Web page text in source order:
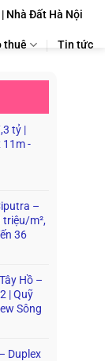
Nhà Đất Hà Nội
thuê Tin tức
tỷ |
11m -
–
triệu/m²,
36
Hồ –
| Quỹ
Sông
Duplex